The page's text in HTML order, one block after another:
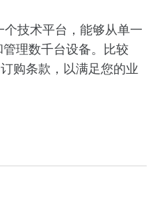
个技术平台，能够从单一
理数千台设备。比较
购条款，以满足您的业